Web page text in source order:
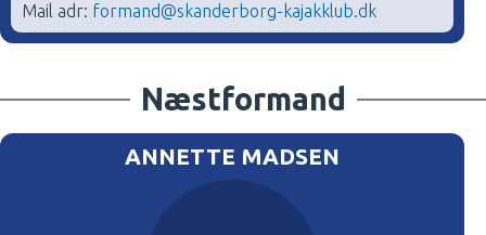
Mail adr: formand@skanderborg-kajakklub.dk
Næstformand
ANNETTE MADSEN